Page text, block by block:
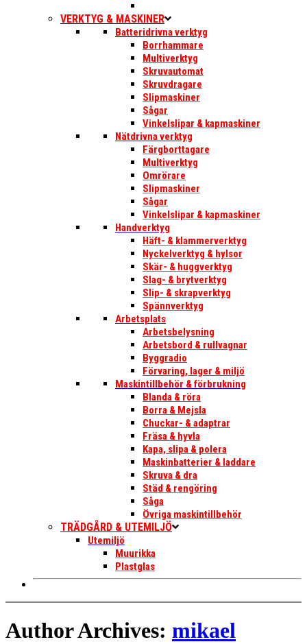
VERKTYG & MASKINER
Batteridrivna verktyg
Borrhammare
Multiverktyg
Skruvautomat
Skruvdragare
Slipmaskiner
Sågar
Vinkelslipar & kapmaskiner
Nätdrivna verktyg
Färgborttagare
Multiverktyg
Omrörare
Slipmaskiner
Sågar
Vinkelslipar & kapmaskiner
Handverktyg
Häft- & klammerverktyg
Nyckelverktyg & hylsor
Skär- & huggverktyg
Slag- & brytverktyg
Slip- & skrapverktyg
Spännverktyg
Arbetsplats
Arbetsbelysning
Arbetsbord & rullvagnar
Byggradio
Förvaring, lager & miljö
Maskintillbehör & förbrukning
Blanda & röra
Borra & Mejsla
Chuckar- & adaptrar
Fräsa & hyvla
Kapa, slipa & polera
Maskinbatterier & laddare
Skruva & dra
Städ & rengöring
Såga
Övriga maskintillbehör
TRÄDGÅRD & UTEMILJÖ
Utemiljö
Muurikka
Plastglas
Author Archives: mikael